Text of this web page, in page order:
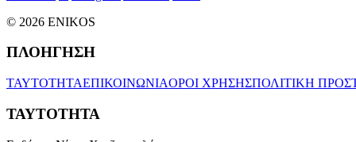
© 2026 ENIKOS
ΠΛΟΗΓΗΣΗ
ΤΑΥΤΟΤΗΤΑΕΠΙΚΟΙΝΩΝΙΑΟΡΟΙ ΧΡΗΣΗΣΠΟΛΙΤΙΚΗ
ΤΑΥΤΟΤΗΤΑ